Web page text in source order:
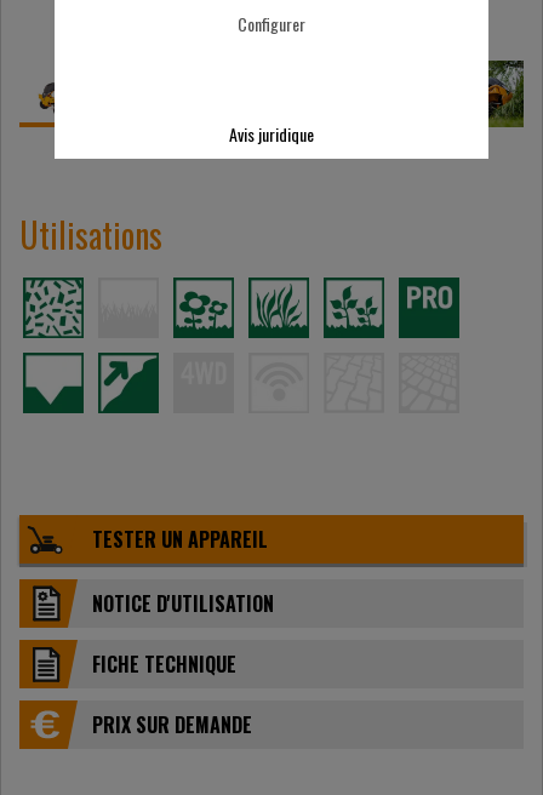
Utilisations
TESTER UN APPAREIL
NOTICE D'UTILISATION
FICHE TECHNIQUE
PRIX ​​SUR DEMANDE
Configurer
Avis juridique